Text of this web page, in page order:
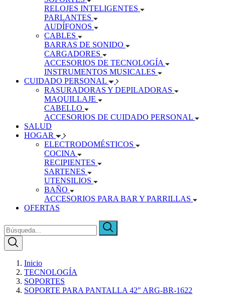
RELOJES INTELIGENTES
PARLANTES
AUDÍFONOS
CABLES
BARRAS DE SONIDO
CARGADORES
ACCESORIOS DE TECNOLOGÍA
INSTRUMENTOS MUSICALES
CUIDADO PERSONAL
RASURADORAS Y DEPILADORAS
MAQUILLAJE
CABELLO
ACCESORIOS DE CUIDADO PERSONAL
SALUD
HOGAR
ELECTRODOMÉSTICOS
COCINA
RECIPIENTES
SARTENES
UTENSILIOS
BAÑO
ACCESORIOS PARA BAR Y PARRILLAS
OFERTAS
Inicio
TECNOLOGÍA
SOPORTES
SOPORTE PARA PANTALLA 42" ARG-BR-1622